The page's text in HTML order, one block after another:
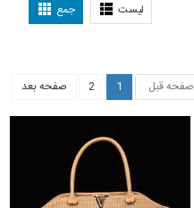
لیست جمع
صفحه قبل
1
2 صفحه بعد